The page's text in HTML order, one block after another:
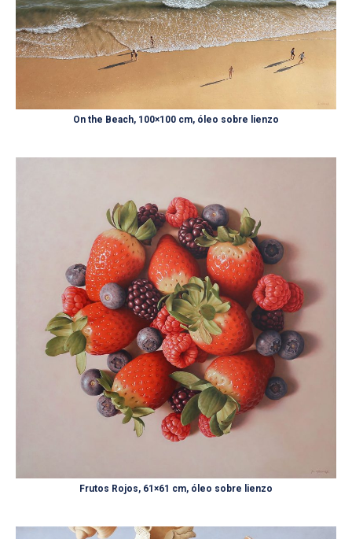
On the Beach, 100×100 cm, óleo sobre lienzo
Frutos Rojos, 61×61 cm, óleo sobre lienzo